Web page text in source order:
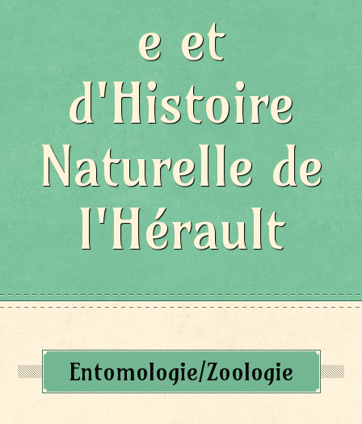
e et
d'Histoire
Naturelle de
l'Hérault
Entomologie/Zoologie